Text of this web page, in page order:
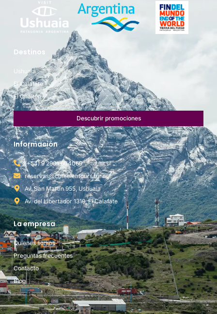
Destinos
Ushuaia
El Calafate
El Chaltén
Descubrir promociones
Información
(+54) 9 2901 604069
reservas@cumelentours.tur.ar
Av. San Martín 955, Ushuaia
Av. del Libertador 1319, El Calafate
La empresa
Quienes somos
Preguntas frecuentes
Contacto
Blog